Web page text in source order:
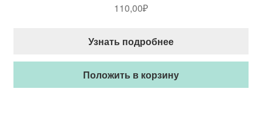
110,00₽
Узнать подробнее
Положить в корзину